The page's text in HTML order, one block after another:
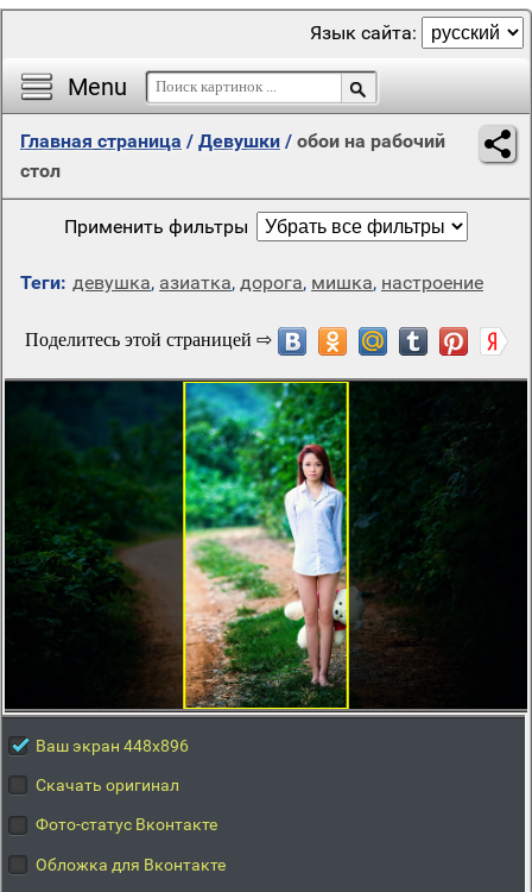
Menu
Язык сайта:
Главная страница / Девушки / обои на рабочий
стол
Применить фильтры
Теги: девушка, азиатка, дорога, мишка, настроение
Ваш экран 448x896
Скачать оригинал
Фото-статус Вконтакте
Обложка для Вконтакте